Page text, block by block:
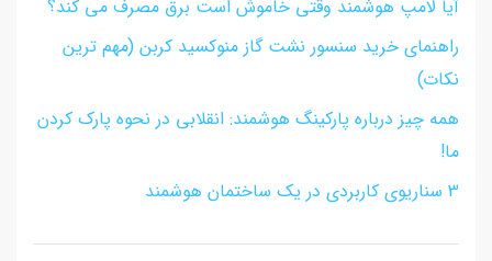
آیا لامپ هوشمند وقتی خاموش است برق مصرف می کند؟
راهنمای خرید سنسور نشت گاز منوکسید کربن (مهم ترین
نکات)
همه چیز درباره پارکینگ هوشمند: انقلابی در نحوه پارک کردن
ما!
3 سناریوی کاربردی در یک ساختمان هوشمند